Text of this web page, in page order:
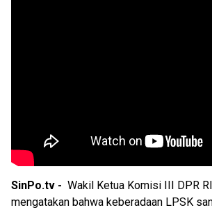
SinPo.tv - Wakil Ketua Komisi III DPR
mengatakan bahwa keberadaan LPSK